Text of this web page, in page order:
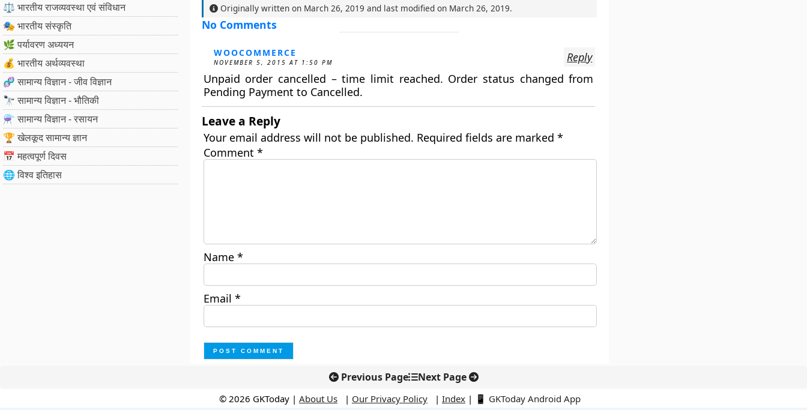
⚖️ भारतीय राजव्यवस्था एवं संविधान
🎭 भारतीय संस्कृति
🌿 पर्यावरण अध्ययन
💰 भारतीय अर्थव्यवस्था
🧬 सामान्य विज्ञान - जीव विज्ञान
🔭 सामान्य विज्ञान - भौतिकी
⚗️ सामान्य विज्ञान - रसायन
🏆 खेलकूद सामान्य ज्ञान
📅 महत्वपूर्ण दिवस
🌐 विश्व इतिहास
Originally written on March 26, 2019 and last modified on March 26, 2019.
No Comments
WOOCOMMERCE
NOVEMBER 5, 2015 AT 1:50 PM
Unpaid order cancelled – time limit reached. Order status changed from
Pending Payment to Cancelled.
Reply
Leave a Reply
Your email address will not be published. Required fields are marked *
Comment *
Name *
Email *
Previous Page Next Page
© 2026 GKToday | About Us | Our Privacy Policy | Index | 📱 GKToday Android App